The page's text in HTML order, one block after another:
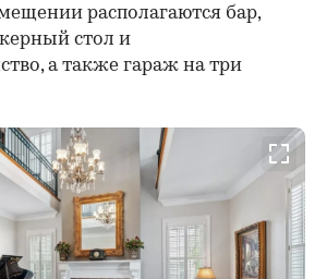
располагаются бар,
стол и
а также гараж на три